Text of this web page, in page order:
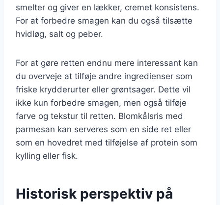
smelter og giver en lækker, cremet konsistens.
For at forbedre smagen kan du også tilsætte
hvidløg, salt og peber.
For at gøre retten endnu mere interessant kan
du overveje at tilføje andre ingredienser som
friske krydderurter eller grøntsager. Dette vil
ikke kun forbedre smagen, men også tilføje
farve og tekstur til retten. Blomkålsris med
parmesan kan serveres som en side ret eller
som en hovedret med tilføjelse af protein som
kylling eller fisk.
Historisk perspektiv på